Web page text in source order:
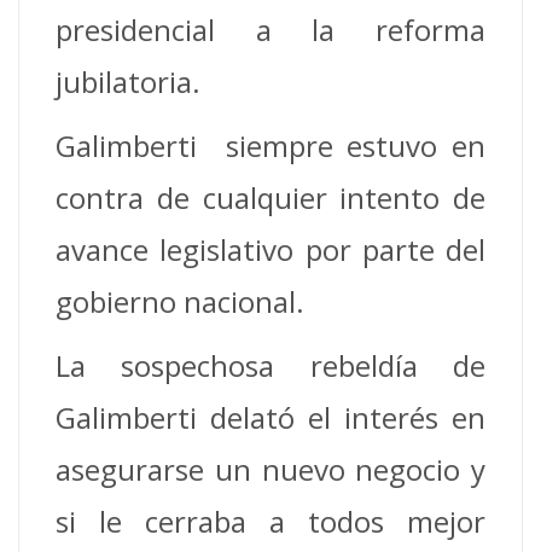
presidencial a la reforma
jubilatoria.
Galimberti siempre estuvo en
contra de cualquier intento de
avance legislativo por parte del
gobierno nacional.
La sospechosa rebeldía de
Galimberti delató el interés en
asegurarse un nuevo negocio y
si le cerraba a todos mejor